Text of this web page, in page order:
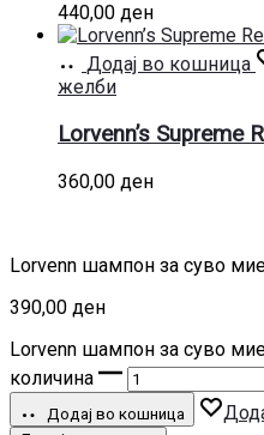
440,00 ден
Додај во кошница
желби
Lorvenn’s Supreme
360,00 ден
Lorvenn шампон за суво
390,00 ден
Lorvenn шампон за суво
количина
Додај во кошница